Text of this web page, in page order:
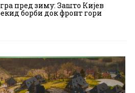
пред зиму: Зашто Кијев
борби док фронт гори